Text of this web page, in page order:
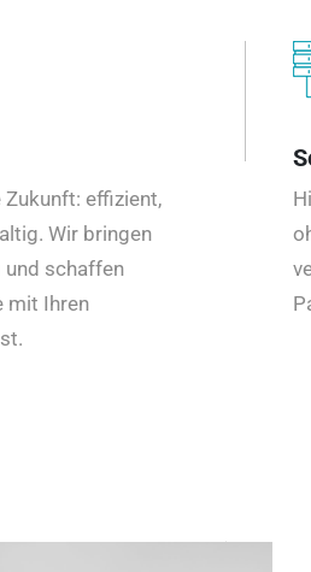
effizient,
Wir bringen
und schaffen
mit Ihren